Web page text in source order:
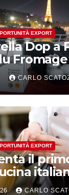
EXPORT
a Parigi per il
Fromage
CARLO
EXPORT
il
CARLO